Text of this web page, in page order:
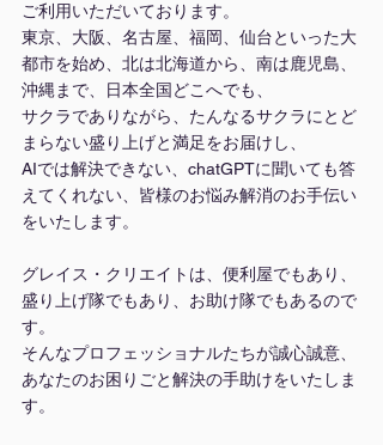
ご利用いただいております。
東京、大阪、名古屋、福岡、仙台といった大
都市を始め、北は北海道から、南は鹿児島、
沖縄まで、日本全国どこへでも、
サクラでありながら、たんなるサクラにとど
まらない盛り上げと満足をお届けし、
AIでは解決できない、chatGPTに聞いても答
えてくれない、皆様のお悩み解消のお手伝い
をいたします。
グレイス・クリエイトは、便利屋でもあり、
盛り上げ隊でもあり、お助け隊でもあるので
す。
そんなプロフェッショナルたちが誠心誠意、
あなたのお困りごと解決の手助けをいたしま
す。